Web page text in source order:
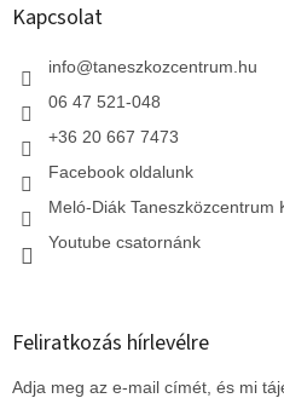
Kapcsolat
info@taneszkozcentrum.hu
06 47 521-048
+36 20 667 7473
Facebook oldalunk
Meló-Diák Taneszközcentrum
Youtube csatornánk
Feliratkozás hírlevélre
Adja meg az e-mail címét, és mi